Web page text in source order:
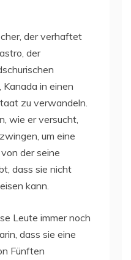
der verhaftet
der
in einen
zu verwandeln.
wie er versucht,
um eine
der seine
dass sie nicht
kann.
Leute immer noch
dass sie eine
Fünften